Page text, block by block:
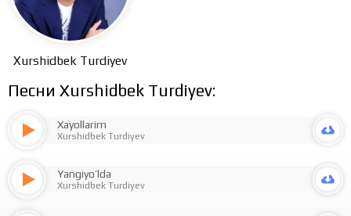
Xurshidbek Turdiyev
Песни Xurshidbek Turdiyev:
Xayollarim
Xurshidbek Turdiyev
Yangiyo’lda
Xurshidbek Turdiyev